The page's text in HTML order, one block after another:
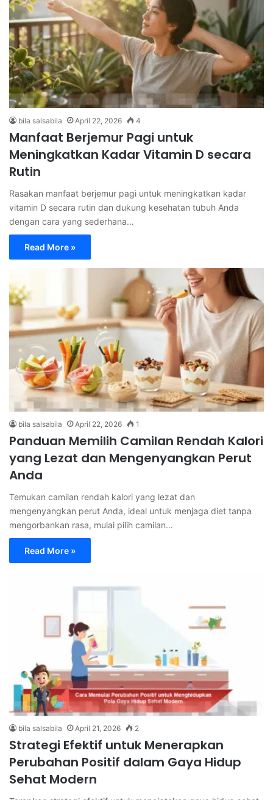
bila salsabila April 22, 2026 4
Manfaat Berjemur Pagi untuk
Meningkatkan Kadar Vitamin D secara
Rutin
Rasakan manfaat berjemur pagi untuk meningkatkan kadar
vitamin D secara rutin dan dukung kesehatan tubuh Anda
dengan cara yang sederhana…
Read More »
bila salsabila April 22, 2026 1
Panduan Memilih Camilan Rendah Kalori
yang Lezat dan Mengenyangkan Perut
Anda
Temukan camilan rendah kalori yang lezat dan
mengenyangkan perut Anda, ideal untuk menjaga diet tanpa
mengorbankan rasa, mulai pilih camilan…
Read More »
bila salsabila April 21, 2026 2
Strategi Efektif untuk Menerapkan
Perubahan Positif dalam Gaya Hidup
Sehat Modern